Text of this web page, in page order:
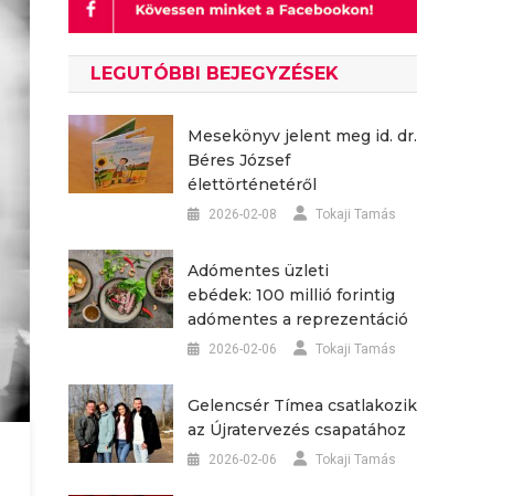
LEGUTÓBBI BEJEGYZÉSEK
Mesekönyv jelent meg id. dr.
Béres József
élettörténetéről
2026-02-08 Tokaji Tamás
Adómentes üzleti
ebédek: 100 millió forintig
adómentes a reprezentáció
2026-02-06 Tokaji Tamás
Gelencsér Tímea csatlakozik
az Újratervezés csapatához
2026-02-06 Tokaji Tamás